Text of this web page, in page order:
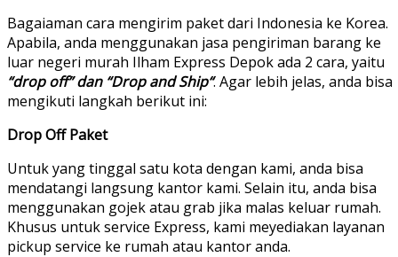
Bagaiaman cara mengirim paket dari Indonesia ke Korea.
Apabila, anda menggunakan jasa pengiriman barang ke
luar negeri murah Ilham Express Depok ada 2 cara, yaitu
“drop off” dan “Drop and Ship“. Agar lebih jelas, anda bisa
mengikuti langkah berikut ini:
Drop Off Paket
Untuk yang tinggal satu kota dengan kami, anda bisa
mendatangi langsung kantor kami. Selain itu, anda bisa
menggunakan gojek atau grab jika malas keluar rumah.
Khusus untuk service Express, kami meyediakan layanan
pickup service ke rumah atau kantor anda.